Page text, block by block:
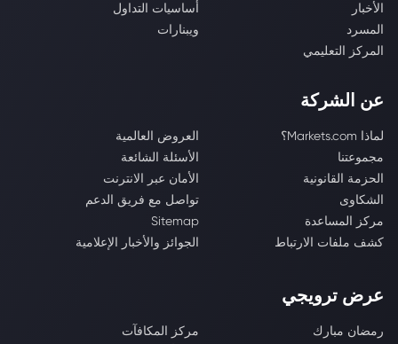
الأخبار
أساسيات التداول
المسرد
ويبنارات
المركز التعليمي
عن الشركة
لماذا Markets.com؟
العروض العالمية
مجموعتنا
الأسئلة الشائعة
الحزمة القانونية
الأمان عبر الانترنت
الشكاوى
تواصل مع فريق الدعم
مركز المساعدة
Sitemap
كشف ملفات الارتباط
الجوائز والأخبار الإعلامية
عرض ترويجي
رمضان مبارك
مركز المكافآت